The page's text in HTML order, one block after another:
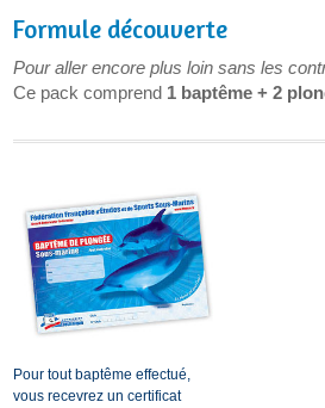
Formule découverte
Pour aller encore plus loin sans les
Ce pack comprend 1 baptême + 2
Pour tout baptême effectué,
vous recevrez un certificat